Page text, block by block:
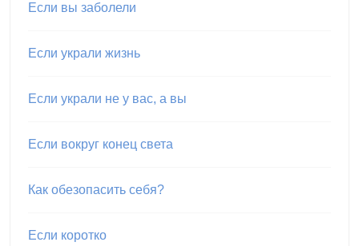
Если вы заболели
Если украли жизнь
Если украли не у вас, а вы
Если вокруг конец света
Как обезопасить себя?
Если коротко